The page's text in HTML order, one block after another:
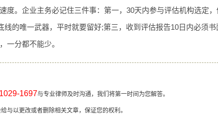
度。企业主务必记住三件事：第一，30天内参与评估机构选定
的唯一武器，平时就要留好;第三，收到评估报告10日内必须书
一分都不能少。
1697与专业律师及时沟通，我们将第一时间为您解答。
与以更改或者删除相关文章，保证您的权利。